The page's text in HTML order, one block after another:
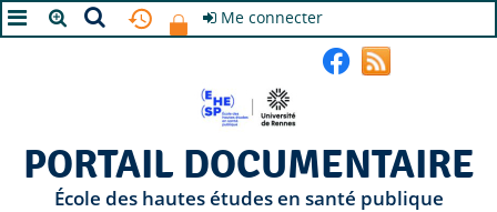
Me connecter
PORTAIL DOCUMENTAIRE
École des hautes études en santé publique